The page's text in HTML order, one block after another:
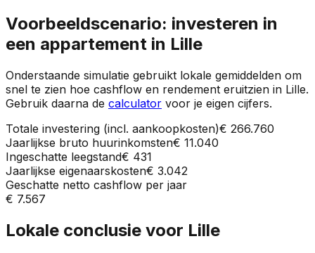
Voorbeeldscenario: investeren in
een appartement in Lille
Onderstaande simulatie gebruikt lokale gemiddelden om
snel te zien hoe cashflow en rendement eruitzien in Lille.
Gebruik daarna de calculator voor je eigen cijfers.
Totale investering (incl. aankoopkosten)€ 266.760
Jaarlijkse bruto huurinkomsten€ 11.040
Ingeschatte leegstand€ 431
Jaarlijkse eigenaarskosten€ 3.042
Geschatte netto cashflow per jaar
€ 7.567
Lokale conclusie voor Lille